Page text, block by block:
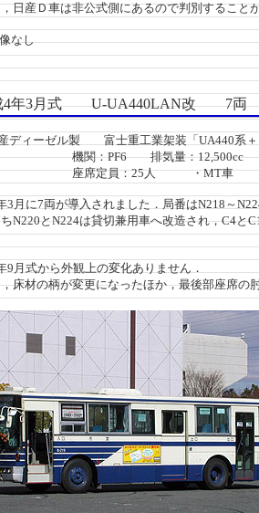
日産Ｄ車は非公式側にあるので判別すること
し
年3月式 U-UA440LAN改 7
ディーゼル製 富士重工業架装「UA440系＋
PF6 排気量：12,500cc 軸
定員：25人 ・MT車
に7両が導入されました．局番はN218～
とN224は貸切兼用車へ改造され，C4と
月式から外観上の変化ありません．
材の柄が変更になったほか，最後部座席の